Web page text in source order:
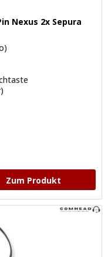
Nexus 2x Sepura
Zum Produkt